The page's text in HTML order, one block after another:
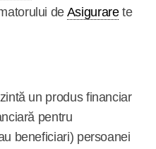
de Asigurarete
un produs financiar
pentru
beneficiari) persoanei